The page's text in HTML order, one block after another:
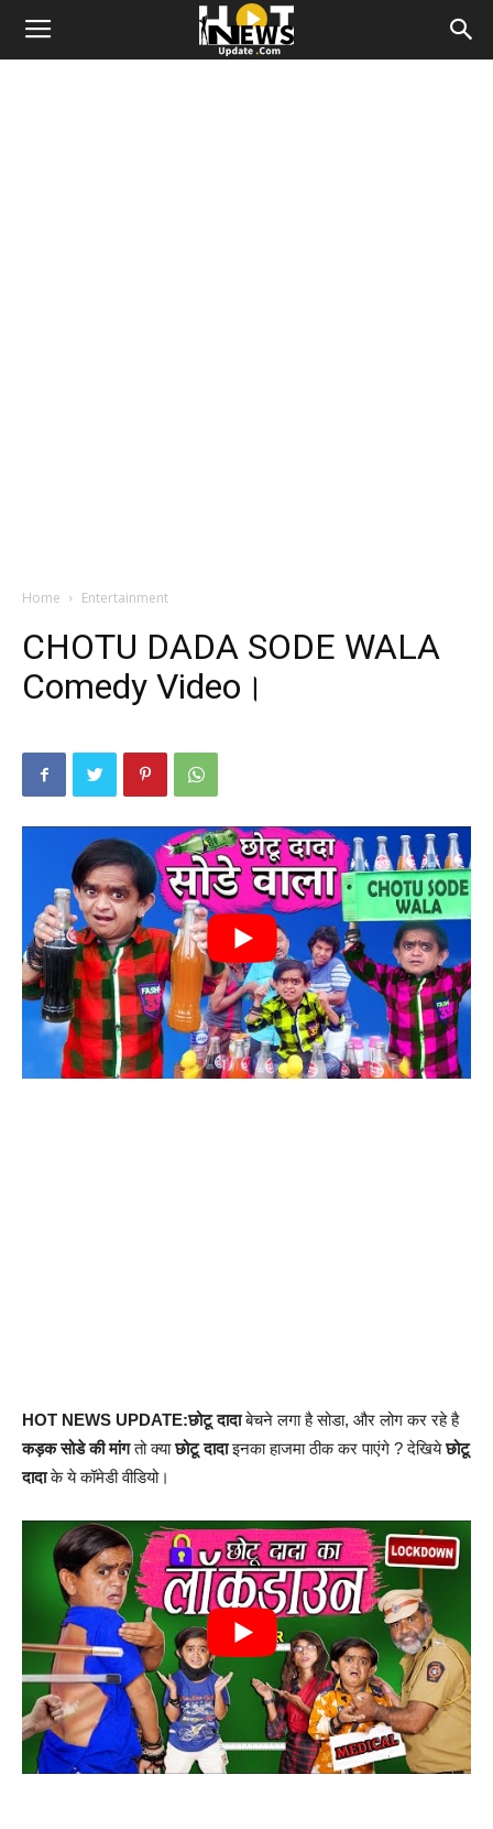
Home Entertainment
CHOTU DADA SODE WALA
Comedy Video।
HOT NEWS UPDATE:छोटू दादाबेचने लगा है सोडा, और लोग कर रहे है
कड़क सोडे की मांगतो क्याछोटू दादाइनका हाजमा ठीक कर पाएंगे ? देखियेछोटू
दादाके ये कॉमेडी वीडियो।